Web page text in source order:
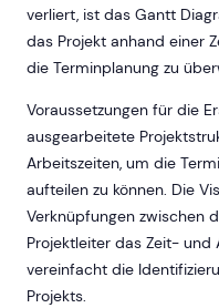
verliert, ist das Gantt
das Projekt anhand einer
die Terminplanung zu
Voraussetzungen für die
ausgearbeitete
Arbeitszeiten, um die
aufteilen zu können. Die
Verknüpfungen zwischen
Projektleiter das Zeit-
vereinfacht die
Projekts.